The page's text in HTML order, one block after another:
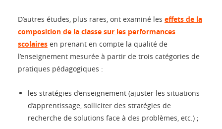
D’autres études, plus rares, ont examiné les effets de la
composition de la classe sur les performances
scolaires en prenant en compte la qualité de
l’enseignement mesurée à partir de trois catégories de
pratiques pédagogiques :
les stratégies d’enseignement (ajuster les situations
d’apprentissage, solliciter des stratégies de
recherche de solutions face à des problèmes, etc.) ;